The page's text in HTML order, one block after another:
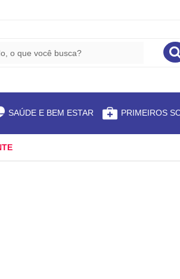
SAÚDE E BEM ESTAR PRIMEIROS